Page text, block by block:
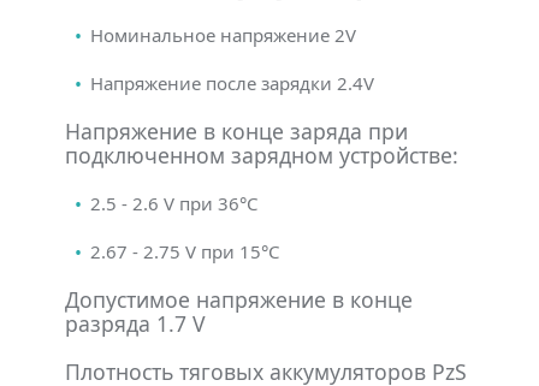
Номинальное напряжение 2V
Напряжение после зарядки 2.4V
Напряжение в конце заряда при
подключенном зарядном устройстве:
2.5 - 2.6 V при 36°С
2.67 - 2.75 V при 15°С
Допустимое напряжение в конце
разряда 1.7 V
Плотность тяговых аккумуляторов PzS